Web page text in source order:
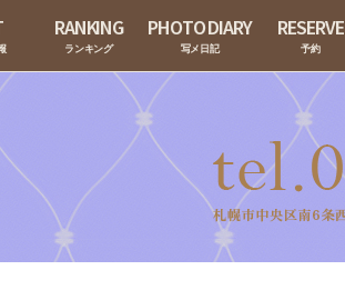
RANKING
ランキング
PHOTO DIARY
写メ日記
RESERVE
予約